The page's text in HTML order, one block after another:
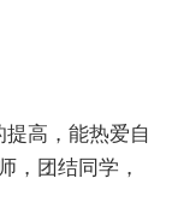
高，能热爱自
，团结同学，